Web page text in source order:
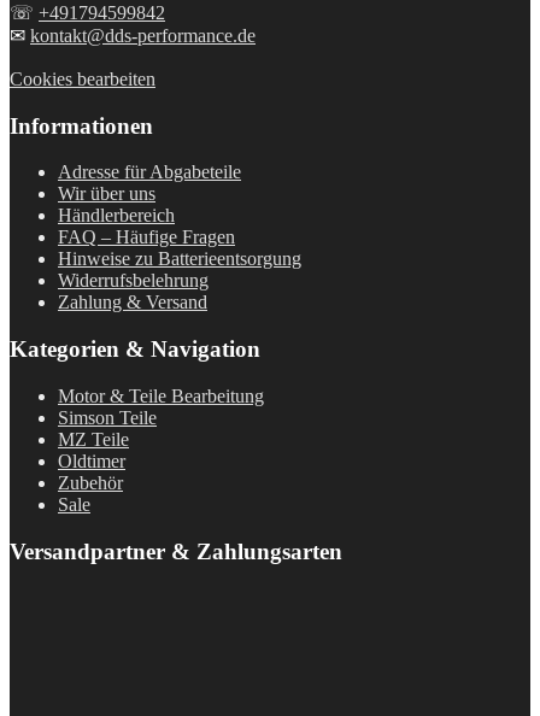
☏ +491794599842
✉ kontakt@dds-performance.de
Cookies bearbeiten
Informationen
Adresse für Abgabeteile
Wir über uns
Händlerbereich
FAQ – Häufige Fragen
Hinweise zu Batterieentsorgung
Widerrufsbelehrung
Zahlung & Versand
Kategorien & Navigation
Motor & Teile Bearbeitung
Simson Teile
MZ Teile
Oldtimer
Zubehör
Sale
Versandpartner & Zahlungsarten